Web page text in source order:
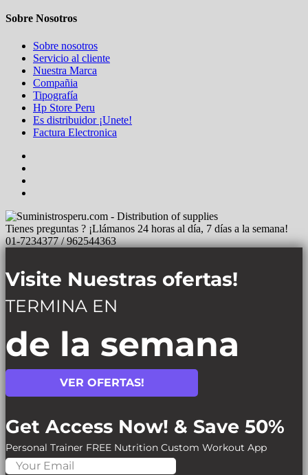
Sobre Nosotros
Sobre nosotros
Servicio al cliente
Nuestra Marca
Compañia
Tipografía
Hp Store Peru
Es distribuidor ¡Unete!
Factura Electronica
Tienes preguntas ? ¡Llámanos 24 horas al día, 7 días a la semana!
01-7234377 / 962544363
Visite Nuestras ofertas!
TERMINA EN
de la semana
VER OFERTAS!
Get Access Now! & Save 50%
Personal Trainer FREE Nutrition Custom Workout App